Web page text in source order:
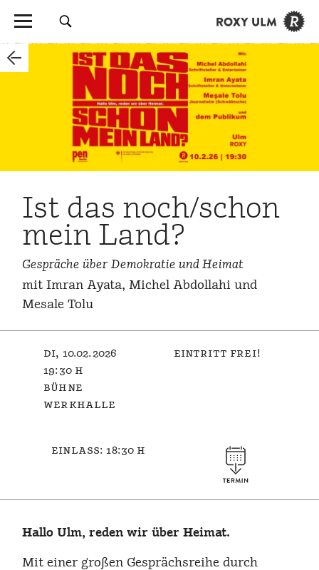
Ist das noch/schon
mein Land?
Gespräche über Demokratie und Heimat
mit Imran Ayata, Michel Abdollahi und
Mesale Tolu
di, 10.02.2026
19:30 h
bühne
werkhalle
eintritt frei!
einlass: 18:30 h
Hallo Ulm, reden wir über Heimat.
Mit einer großen Gesprächsreihe durch